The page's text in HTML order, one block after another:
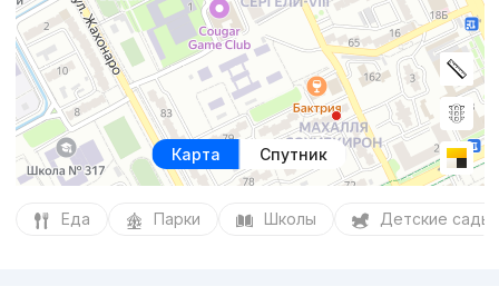
Карта Спутник
Еда Парки Школы Детские сады